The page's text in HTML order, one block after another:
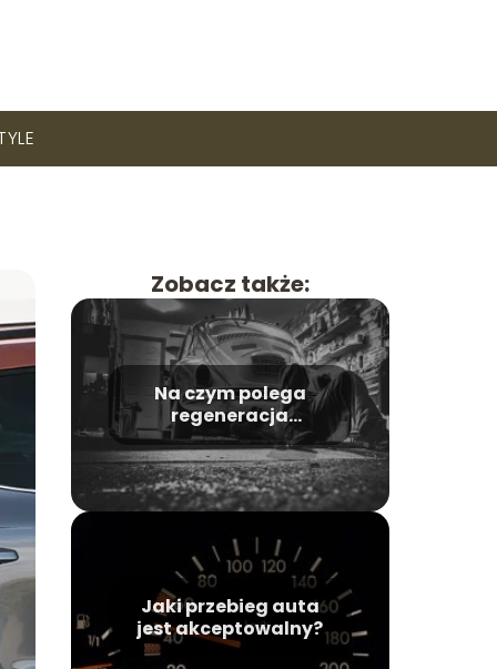
Zobacz także:
Na czym polega
regeneracja
zacisków
hamulcowych?
Jaki przebieg auta
jest akceptowalny?